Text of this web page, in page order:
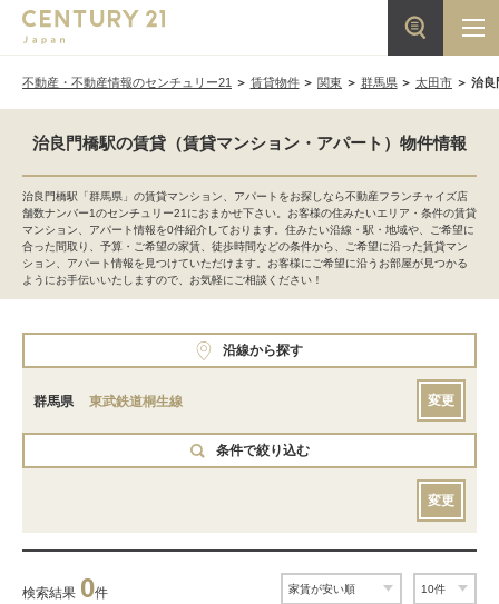
不動産・不動産情報のセンチュリー21 賃貸物件 関東 群馬県 太田市 治良
治良門橋駅の賃貸（賃貸マンション・アパート）物件情報
治良門橋駅「群馬県」の賃貸マンション、アパートをお探しなら不動産フランチャイズ店
舗数ナンバー1のセンチュリー21におまかせ下さい。お客様の住みたいエリア・条件の賃貸
マンション、アパート情報を0件紹介しております。住みたい沿線・駅・地域や、ご希望に
合った間取り、予算・ご希望の家賃、徒歩時間などの条件から、ご希望に沿った賃貸マン
ション、アパート情報を見つけていただけます。お客様にご希望に沿うお部屋が見つかる
ようにお手伝いいたしますので、お気軽にご相談ください！
沿線から探す
群馬県 東武鉄道桐生線 変更
条件で絞り込む
変更
検索結果 0件